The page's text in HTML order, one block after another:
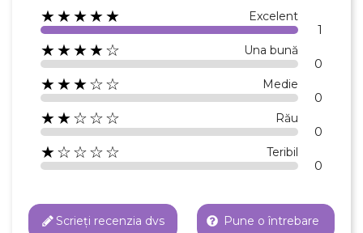
★★★★★ Excelent
1
★★★★☆ Una bună
0
★★★☆☆ Medie
0
★★☆☆☆ Rău
0
★☆☆☆☆ Teribil
0
Scrieți recenzia dvs Pune o întrebare
Creeaza o lista de dorinte